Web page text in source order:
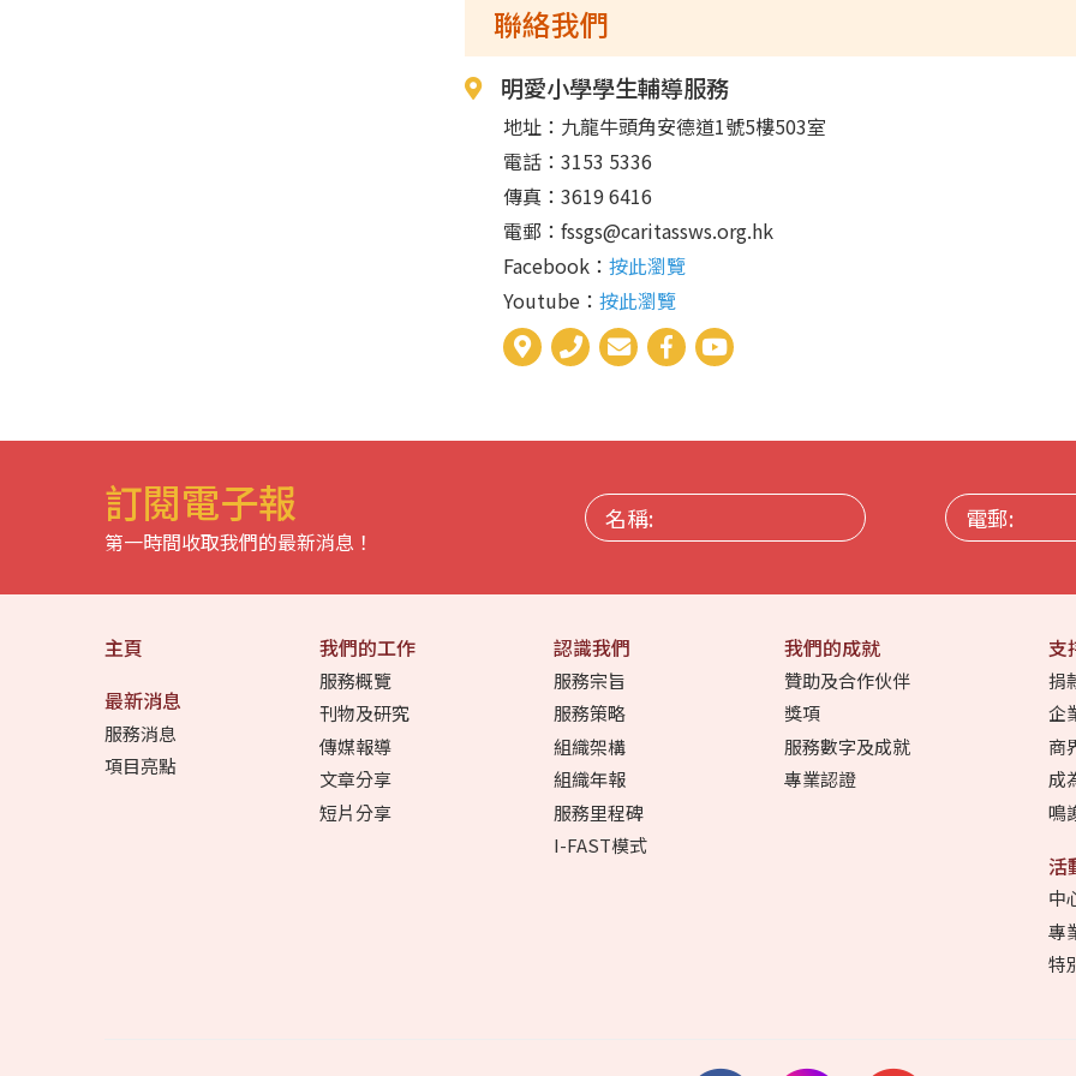
聯絡我們
明愛小學學生輔導服務
地址：九龍牛頭角安德道1號5樓503室
電話：3153 5336
傳真：3619 6416
電郵： fssgs@caritassws.org.hk
Facebook： 按此瀏覽
Youtube： 按此瀏覽
訂閱電子報
第一時間收取我們的最新消息！
名
稱:
電
郵:
主頁
最新消息
服務消息
項目亮點
我們的工作
服務概覽
刊物及研究
傳媒報導
文章分享
短片分享
認識我們
服務宗旨
服務策略
組織架構
組織年報
服務里程碑
I-FAST模式
我們的成就
贊助及合作伙伴
獎項
服務數字及成就
專業認證
支
捐
企
商
成
鳴
活
中
專
特